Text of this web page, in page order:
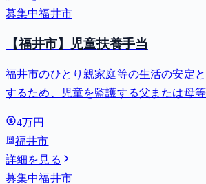
募集中福井市
【福井市】児童扶養手当
福井市のひとり親家庭等の生活の安定
するため、児童を監護する父または母
4万円
福井市
詳細を見る
募集中福井市